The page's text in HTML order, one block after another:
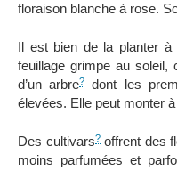
floraison blanche à rose.
Il est bien de la planter
feuillage grimpe au soleil,
d’un arbre?
dont les
élevées. Elle peut monter
Des cultivars?offrent des
moins parfumées et